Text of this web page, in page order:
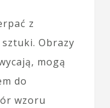
z
Obrazy
mogą
do
wzoru